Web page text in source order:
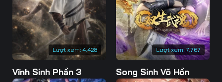
94 95 96
97 98 99
100 101 102
103 105
Lượt xem: 4.428
Vĩnh Sinh Phần 3
Lượt xem: 7.767
Song Sinh Võ Hồn